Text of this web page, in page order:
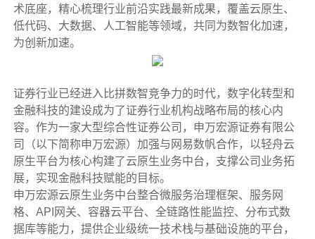
资源中心 知数
大数据基础平台 NDH
数据开发治理平台
指标平台
术底座，精心梳理行业前沿实践最新成果，覆盖云原生、
低代码、大数据、人工智能等领域，共同为数智化加速，
为创新加速。
证券行业已经进入比拼数智竞争力的时代，数字化转型和
金融科技的建设成为了证券行业机构战略布局的核心内
容。作为一家大型综合性证券公司，申万宏源证券有限公
司（以下简称申万宏源）加强与网易数帆合作，以轻舟云
原生平台为核心构建了云原生业务中台，支撑公司业务拓
展，实现金融科技赋能的目标。
申万宏源云原生业务中台整合微服务治理框架、服务网
格、API网关、容器云平台、全链路性能监控、分布式数
据库等能力，提供企业级统一技术栈与基础设施的平台，